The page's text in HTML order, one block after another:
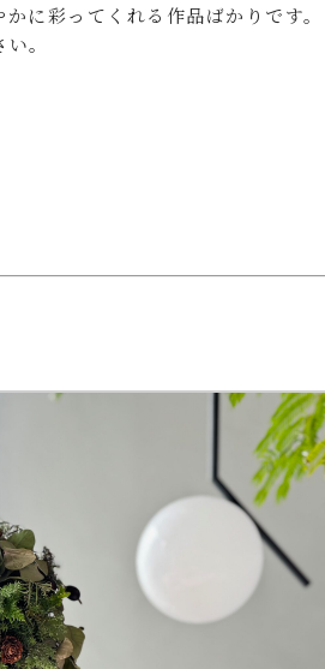
に彩ってくれる作品ばかりです。
。